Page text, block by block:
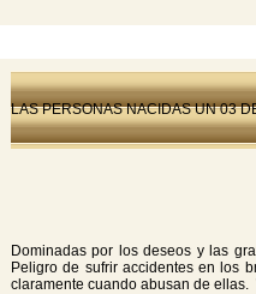
LAS PERSONAS NACIDAS UN 03
Dominadas por los deseos y las
Peligro de sufrir accidentes en los
claramente cuando abusan de